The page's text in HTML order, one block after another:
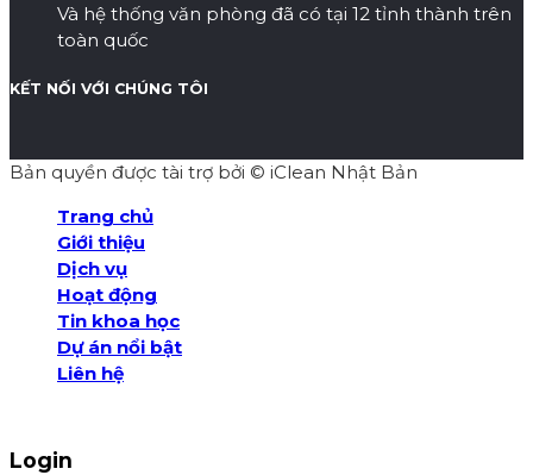
Và hệ thống văn phòng đã có tại 12 tỉnh thành trên
toàn quốc
KẾT NỐI VỚI CHÚNG TÔI
Bản quyền được tài trợ bởi © iClean Nhật Bản
Trang chủ
Giới thiệu
Dịch vụ
Hoạt động
Tin khoa học
Dự án nổi bật
Liên hệ
Login